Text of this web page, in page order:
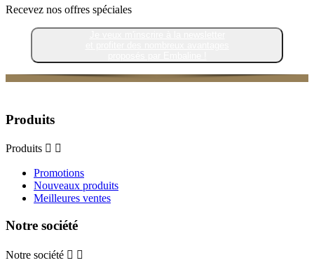
Recevez nos offres spéciales
Produits
Produits  
Promotions
Nouveaux produits
Meilleures ventes
Notre société
Notre société  